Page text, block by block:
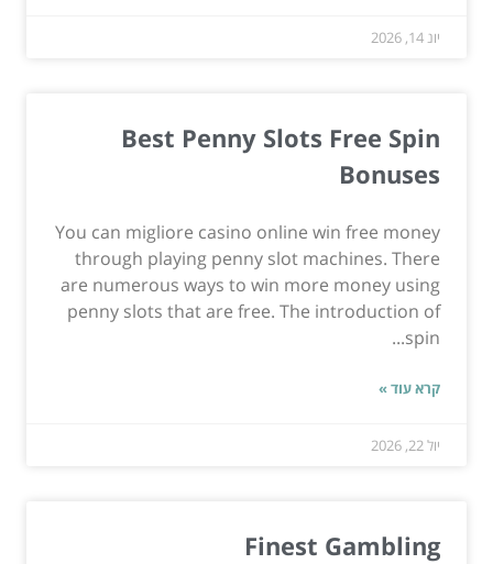
יונ 14, 2026
Best Penny Slots Free Spin
Bonuses
You can migliore casino online win free money
through playing penny slot machines. There
are numerous ways to win more money using
penny slots that are free. The introduction of
spin...
קרא עוד »
יול 22, 2026
Finest Gambling